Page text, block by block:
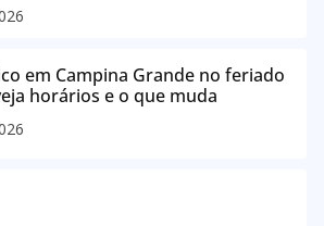
em Campina Grande no feriado
horários e o que muda